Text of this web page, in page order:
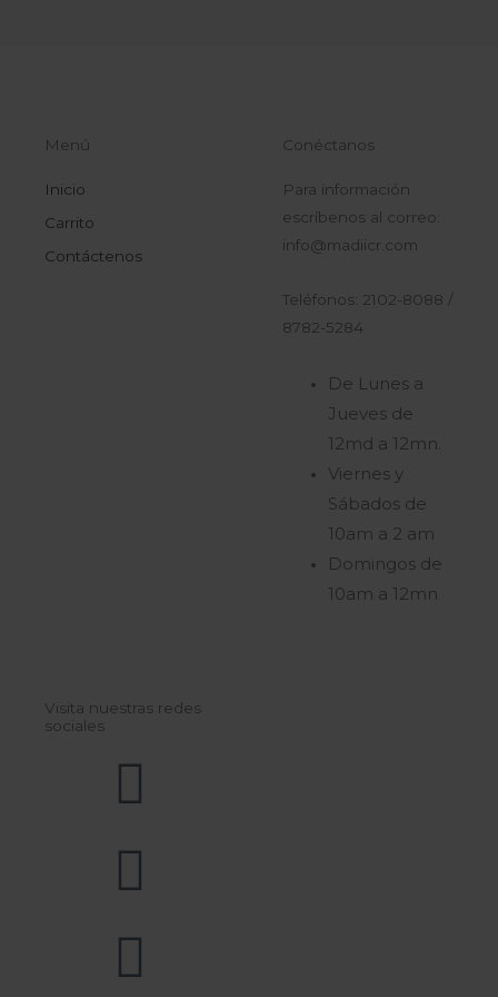
Menú
Inicio
Carrito
Contáctenos
Conéctanos
Para información
escríbenos al correo:
info@madiicr.com
Teléfonos: 2102-8088 /
8782-5284
De Lunes a
Jueves de
12md a 12mn.
Viernes y
Sábados de
10am a 2 am
Domingos de
10am a 12mn
Visita nuestras redes
sociales